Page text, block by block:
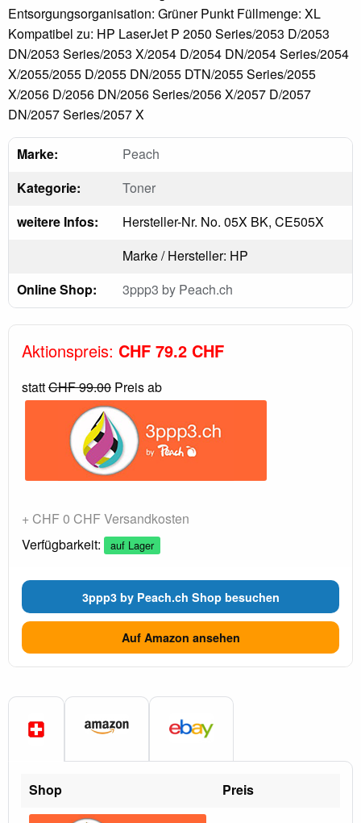
Entsorgungsorganisation: Grüner Punkt Füllmenge: XL
Kompatibel zu: HP LaserJet P 2050 Series/2053 D/2053
DN/2053 Series/2053 X/2054 D/2054 DN/2054 Series/2054
X/2055/2055 D/2055 DN/2055 DTN/2055 Series/2055
X/2056 D/2056 DN/2056 Series/2056 X/2057 D/2057
DN/2057 Series/2057 X
Marke:
Peach
Kategorie:
Toner
weitere Infos:
Hersteller-Nr. No. 05X BK, CE505X
Marke / Hersteller: HP
Online Shop:
3ppp3 by Peach.ch
Aktionspreis: CHF 79.2 CHF
stattCHF 99.00 Preis ab
+ CHF 0 CHF Versandkosten
Verfügbarkeit:
auf Lager
3ppp3 by Peach.ch Shop besuchen
Auf Amazon ansehen
Shop Preis